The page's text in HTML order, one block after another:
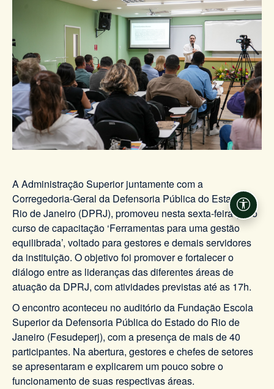
A Administração Superior juntamente com a
Corregedoria-Geral da Defensoria Pública do Estado do
Rio de Janeiro (DPRJ), promoveu nesta sexta-feira (8), o
curso de capacitação ‘Ferramentas para uma gestão
equilibrada’, voltado para gestores e demais servidores
da instituição. O objetivo foi promover e fortalecer o
diálogo entre as lideranças das diferentes áreas de
atuação da DPRJ, com atividades previstas até as 17h.
O encontro aconteceu no auditório da Fundação Escola
Superior da Defensoria Pública do Estado do Rio de
Janeiro (Fesudeperj), com a presença de mais de 40
participantes. Na abertura, gestores e chefes de setores
se apresentaram e explicarem um pouco sobre o
funcionamento de suas respectivas áreas.